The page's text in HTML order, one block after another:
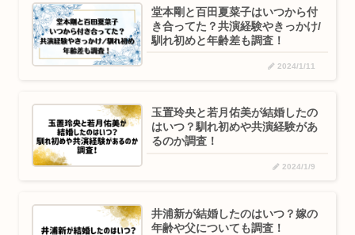
堂本剛と百田夏菜子はいつから付
き合ってた？共演経験やきっかけ/
馴れ初めと年齢差も調査！
2024/1/11
玉置玲央と若月佑美が結婚したの
はいつ？馴れ初めや共演経験があ
るのか調査！
2024/1/9
井浦新が結婚したのはいつ？嫁の
年齢や父についても調査！